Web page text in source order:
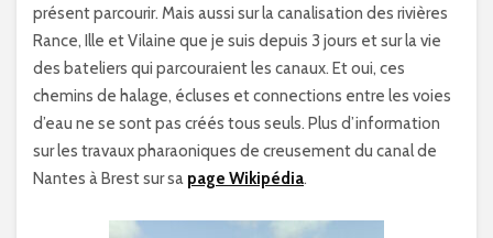
présent parcourir. Mais aussi sur la canalisation des rivières
Rance, Ille et Vilaine que je suis depuis 3 jours et sur la vie
des bateliers qui parcouraient les canaux. Et oui, ces
chemins de halage, écluses et connections entre les voies
d’eau ne se sont pas créés tous seuls. Plus d’information
sur les travaux pharaoniques de creusement du canal de
Nantes à Brest sur sa page Wikipédia.